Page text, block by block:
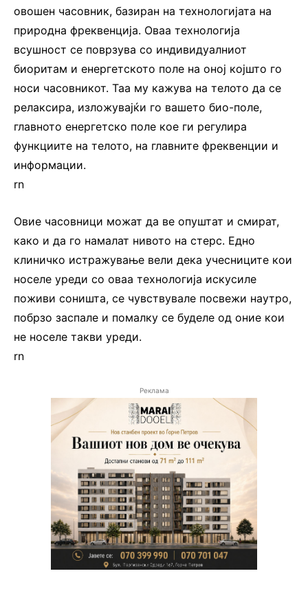
овошен часовник, базиран на технологијата на
природна фреквенција. Оваа технологија
всушност се поврзува со индивидуалниот
биоритам и енергетското поле на оној којшто го
носи часовникот. Таа му кажува на телото да се
релаксира, изложувајќи го вашето био-поле,
главното енергетско поле кое ги регулира
функциите на телото, на главните фреквенции и
информации.
rn
Овие часовници можат да ве опуштат и смират,
како и да го намалат нивото на стерс. Едно
клиничко истражување вели дека учесниците кои
носеле уреди со оваа технологија искусиле
поживи соништа, се чувствувале посвежи наутро,
побрзо заспале и помалку се буделе од оние кои
не носеле такви уреди.
rn
Реклама